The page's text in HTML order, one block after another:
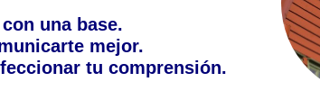
una base.
mejor.
tu comprensión.